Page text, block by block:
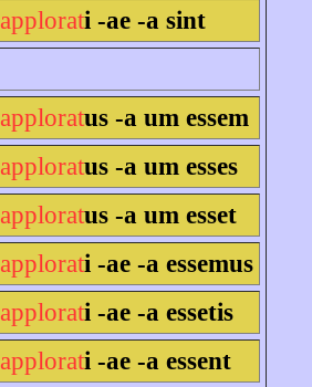
applorati -ae -a sint
apploratus -a um essem
apploratus -a um esses
apploratus -a um esset
applorati -ae -a essemus
applorati -ae -a essetis
applorati -ae -a essent